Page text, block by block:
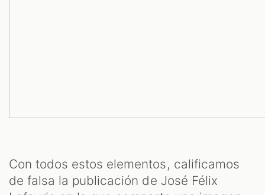
Con todos estos elementos, calificamos
de falsa la publicación de José Félix